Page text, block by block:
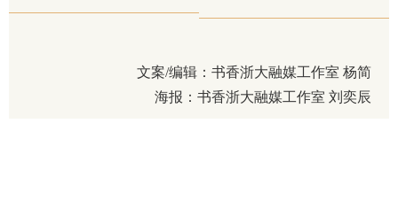
文案/编辑：书香浙大融媒工作室 杨简
海报：书香浙大融媒工作室 刘奕辰